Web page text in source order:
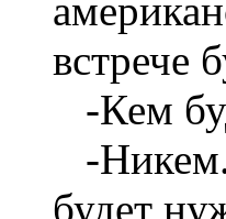
встрече
-Кем
-
будет